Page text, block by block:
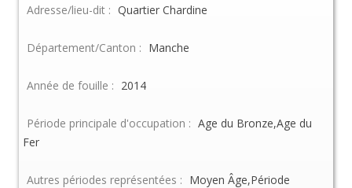
Adresse/lieu-dit : Quartier Chardine
Département/Canton : Manche
Année de fouille : 2014
Période principale d'occupation : Age du Bronze,Age du
Fer
Autres périodes représentées : Moyen Âge,Période